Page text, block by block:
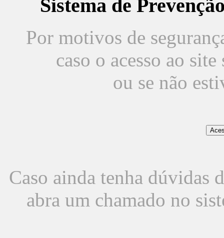
Sistema de
Por motivos de
caso o acesso ao
ou se não
Caso ainda tenha dúvidas
abra um chamado no